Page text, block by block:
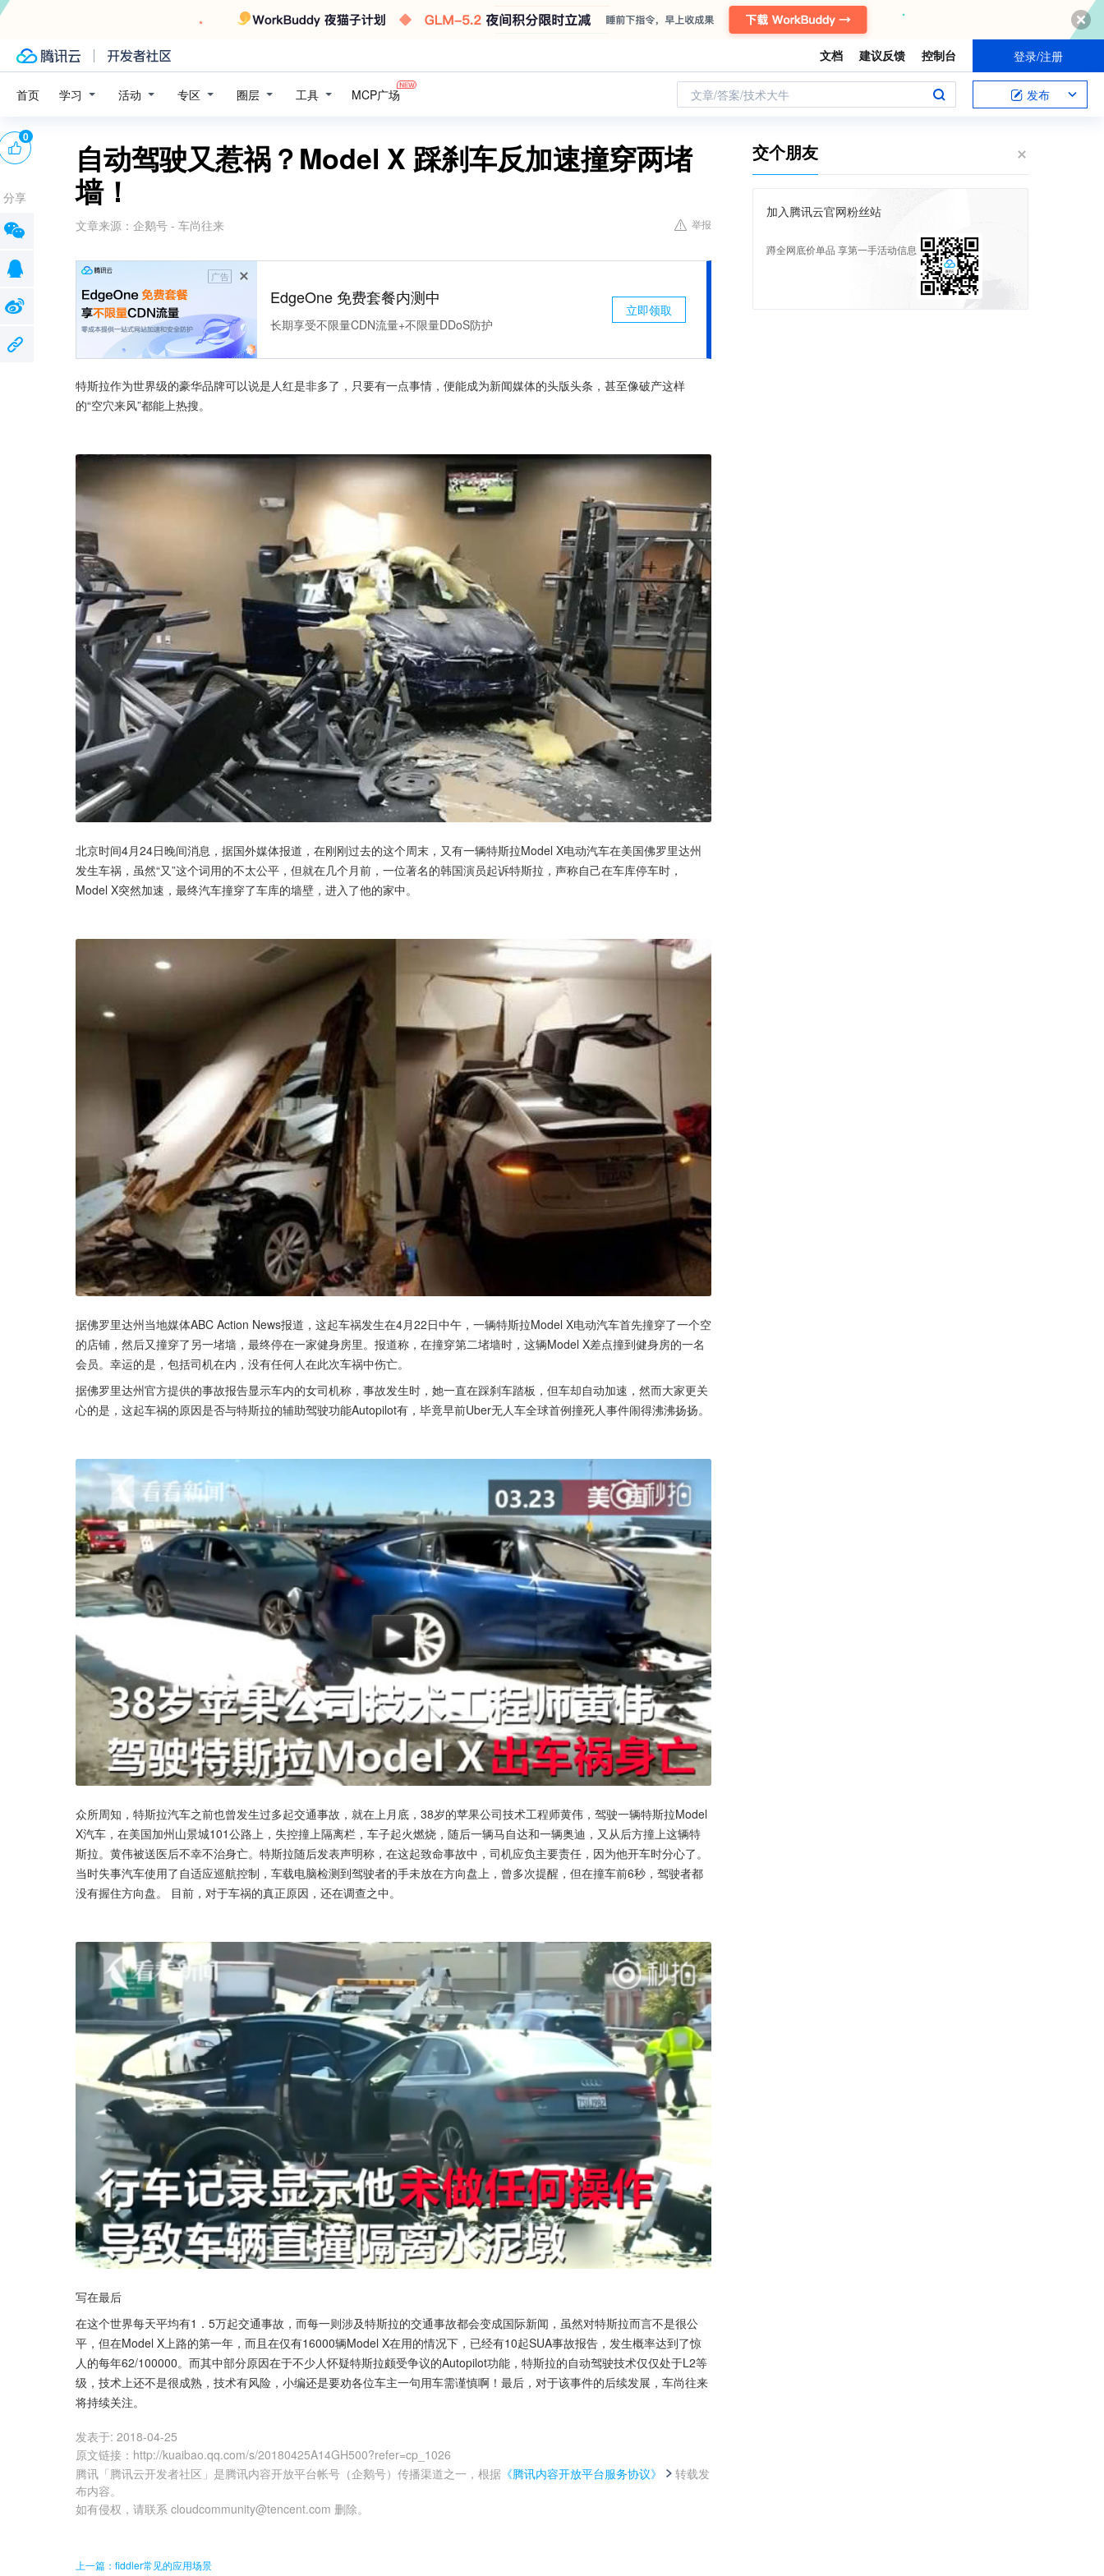
文档 建议反馈 控制台 登录/注册
首页 学习 活动 专区 圈层 工具 MCP广场 文章/答案/技术大牛 发布
自动驾驶又惹祸？Model X 踩刹车反加速撞穿两堵
墙！
文章来源： 企鹅号 - 车尚往来 举报
广告
EdgeOne 免费套餐内测中
长期享受不限量CDN流量+不限量DDoS防护
立即领取
特斯拉作为世界级的豪华品牌可以说是人红是非多了，只要有一点事情，便能成为新闻媒体的头版头条，甚至像破产这样
的“空穴来风”都能上热搜。
北京时间4月24日晚间消息，据国外媒体报道，在刚刚过去的这个周末，又有一辆特斯拉Model X电动汽车在美国佛罗里达州
发生车祸，虽然“又”这个词用的不太公平，但就在几个月前，一位著名的韩国演员起诉特斯拉，声称自己在车库停车时，
Model X突然加速，最终汽车撞穿了车库的墙壁，进入了他的家中。
据佛罗里达州当地媒体ABC Action News报道，这起车祸发生在4月22日中午，一辆特斯拉Model X电动汽车首先撞穿了一个空
的店铺，然后又撞穿了另一堵墙，最终停在一家健身房里。报道称，在撞穿第二堵墙时，这辆Model X差点撞到健身房的一名
会员。幸运的是，包括司机在内，没有任何人在此次车祸中伤亡。
据佛罗里达州官方提供的事故报告显示车内的女司机称，事故发生时，她一直在踩刹车踏板，但车却自动加速，然而大家更关
心的是，这起车祸的原因是否与特斯拉的辅助驾驶功能Autopilot有，毕竟早前Uber无人车全球首例撞死人事件闹得沸沸扬扬。
众所周知，特斯拉汽车之前也曾发生过多起交通事故，就在上月底，38岁的苹果公司技术工程师黄伟，驾驶一辆特斯拉Model
X汽车，在美国加州山景城101公路上，失控撞上隔离栏，车子起火燃烧，随后一辆马自达和一辆奥迪，又从后方撞上这辆特
斯拉。黄伟被送医后不幸不治身亡。特斯拉随后发表声明称，在这起致命事故中，司机应负主要责任，因为他开车时分心了。
当时失事汽车使用了自适应巡航控制，车载电脑检测到驾驶者的手未放在方向盘上，曾多次提醒，但在撞车前6秒，驾驶者都
没有握住方向盘。 目前，对于车祸的真正原因，还在调查之中。
写在最后
在这个世界每天平均有1．5万起交通事故，而每一则涉及特斯拉的交通事故都会变成国际新闻，虽然对特斯拉而言不是很公
平，但在Model X上路的第一年，而且在仅有16000辆Model X在用的情况下，已经有10起SUA事故报告，发生概率达到了惊
人的每年62/100000。而其中部分原因在于不少人怀疑特斯拉颇受争议的Autopilot功能，特斯拉的自动驾驶技术仅仅处于L2等
级，技术上还不是很成熟，技术有风险，小编还是要劝各位车主一句用车需谨慎啊！最后，对于该事件的后续发展，车尚往来
将持续关注。
发表于: 2018-04-25
原文链接 ： http://kuaibao.qq.com/s/20180425A14GH500?refer=cp_1026
腾讯「腾讯云开发者社区」是腾讯内容开放平台帐号（企鹅号）传播渠道之一，根据 《腾讯内容开放平台服务协议》
转载发
布内容。
如有侵权，请联系 cloudcommunity@tencent.com 删除。
0
分享
上一篇：fiddler常见的应用场景
交个朋友
加入腾讯云官网粉丝站
蹲全网底价单品 享第一手活动信息